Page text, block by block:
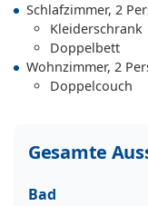
Schlafzimmer, 2
Kleiderschrank
Doppelbett
Wohnzimmer, 2
Doppelcouch
Gesamte
Bad